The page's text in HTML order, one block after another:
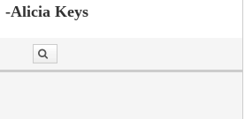
-Alicia Keys